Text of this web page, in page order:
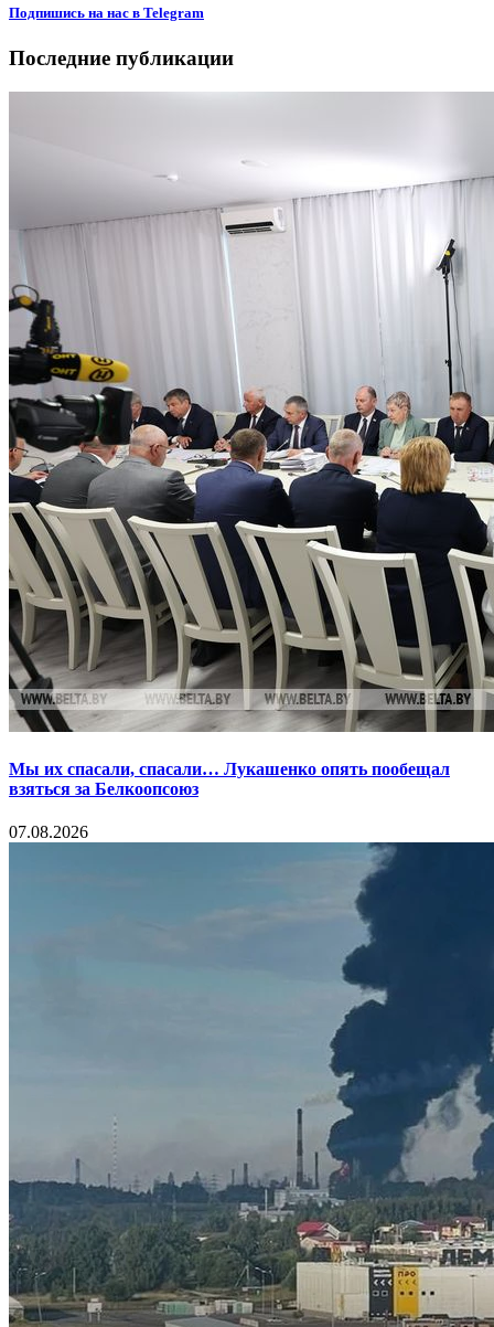
Подпишиcь на нас в Telegram
Последние публикации
Мы их спасали, спасали… Лукашенко опять пообещал
взяться за Белкоопсоюз
07.08.2026